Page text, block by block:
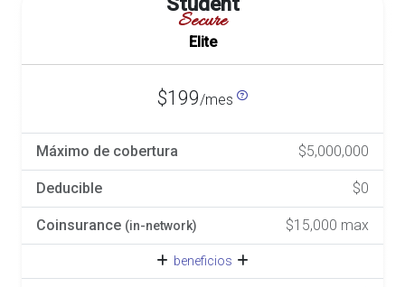
Secure
Elite
$199/mes
Máximo de cobertura $5,000,000
Deducible $0
Coinsurance (in-network) $15,000 max
beneficios